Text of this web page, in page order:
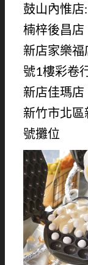
鼓山內惟
楠梓後昌
新店家樂
號1樓彩卷
新店佳瑪
新竹市北
號攤位